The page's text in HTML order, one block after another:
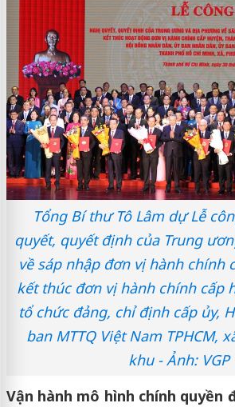
Tổng Bí thư Tô Lâm dự Lễ
quyết, quyết định của Trung
về sáp nhập đơn vị hành chính
kết thúc đơn vị hành chính cấp
tổ chức đảng, chỉ định cấp ủy,
ban MTTQ Việt Nam TPHCM,
khu - Ảnh: VGP
Vận hành mô hình chính quyền